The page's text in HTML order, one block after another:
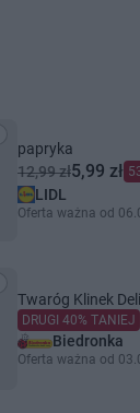
papryka
12,99 zł5,99 zł
LIDL
Oferta ważna od
Twaróg Klinek
DRUGI 40% TANIEJ
Biedronka
Oferta ważna od